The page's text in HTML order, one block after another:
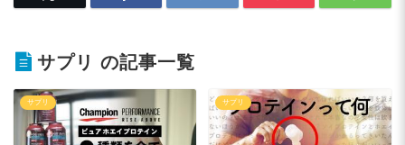
サプリ の記事一覧
サプリ サプリ